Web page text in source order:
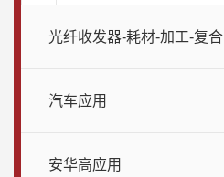
光纤收发器-耗材-加工-复合
汽车应用
安华高应用